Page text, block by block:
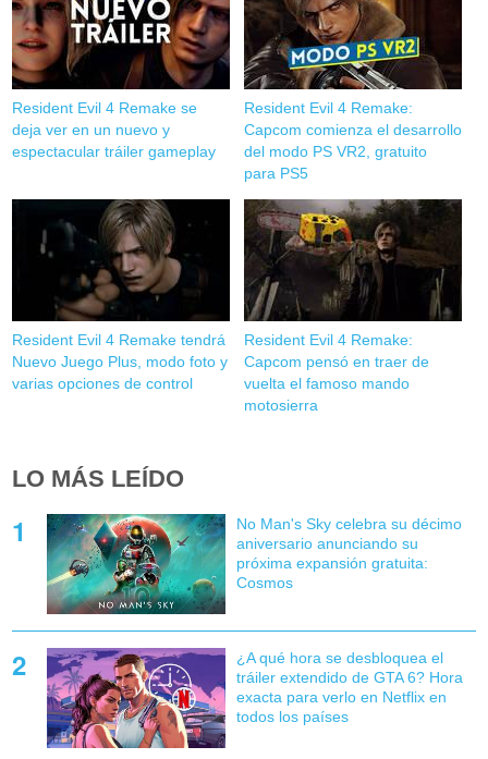
Resident Evil 4 Remake se
deja ver en un nuevo y
espectacular tráiler gameplay
Resident Evil 4 Remake:
Capcom comienza el desarrollo
del modo PS VR2, gratuito
para PS5
Resident Evil 4 Remake tendrá
Nuevo Juego Plus, modo foto y
varias opciones de control
Resident Evil 4 Remake:
Capcom pensó en traer de
vuelta el famoso mando
motosierra
LO MÁS LEÍDO
No Man's Sky celebra su décimo
aniversario anunciando su
próxima expansión gratuita:
Cosmos
¿A qué hora se desbloquea el
tráiler extendido de GTA 6? Hora
exacta para verlo en Netflix en
todos los países